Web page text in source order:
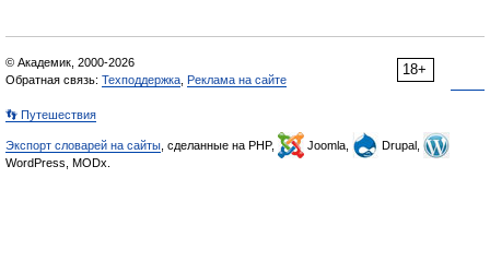
18+
© Академик, 2000-2026
Обратная связь: Техподдержка Реклама на сайте
👣 Путешествия
Экспорт словарей на сайты , сделанные на PHP, Joomla,
Drupal,
WordPress, MODx.